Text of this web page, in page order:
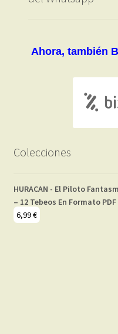
Ahora, también
Colecciones
HURACAN - El Piloto
– 12 Tebeos En Formato
6,99€